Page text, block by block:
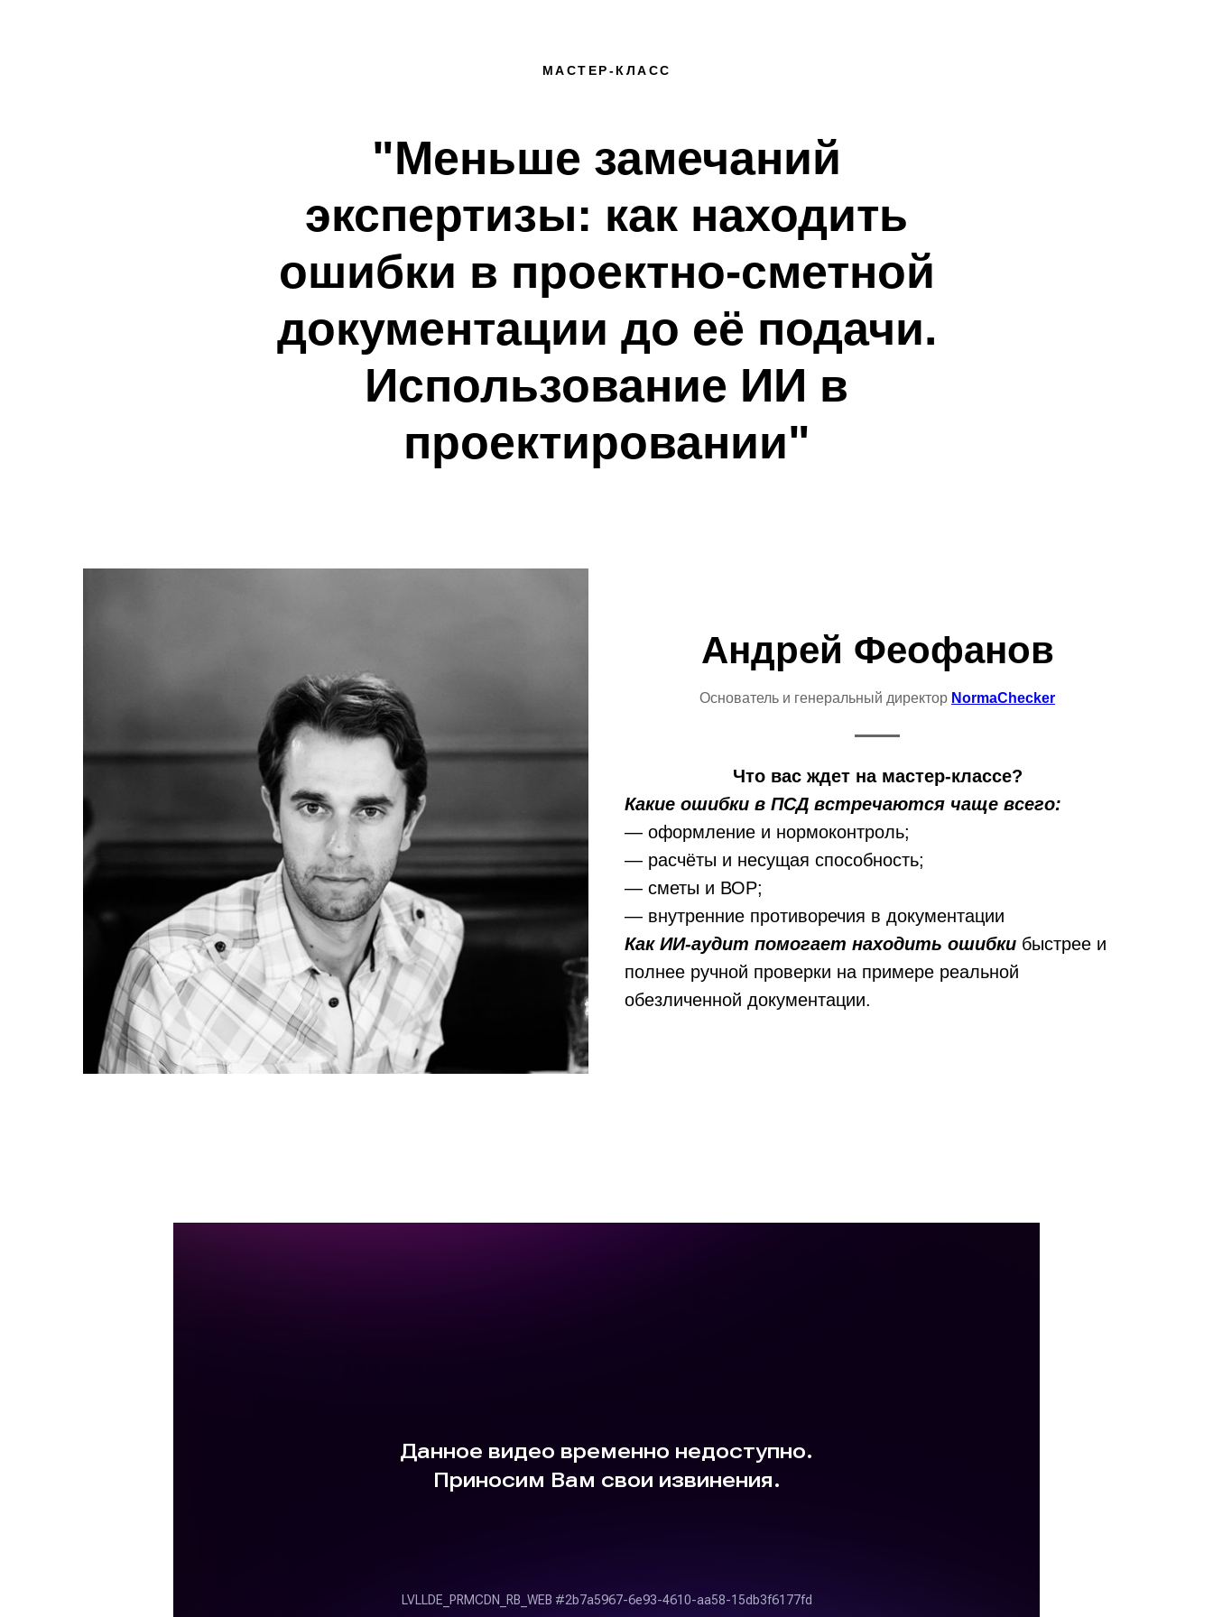
МАСТЕР-КЛАСС
"Меньше замечаний
экспертизы: как находить
ошибки в проектно-сметной
документации до её подачи.
Использование ИИ в
проектировании"
Андрей Феофанов
Основатель и генеральный директор NormaChecker
Что вас ждет на мастер-классе?
Какие ошибки в ПСД встречаются чаще всего:
— оформление и нормоконтроль;
— расчёты и несущая способность;
— сметы и ВОР;
— внутренние противоречия в документации
Как ИИ-аудит помогает находить ошибки быстрее и
полнее ручной проверки на примере реальной
обезличенной документации.